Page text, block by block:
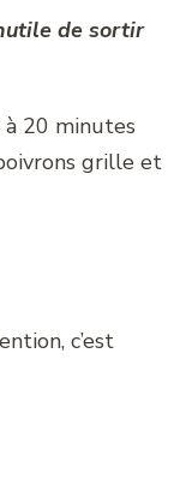
de sortir
20 minutes
grille et
c’est